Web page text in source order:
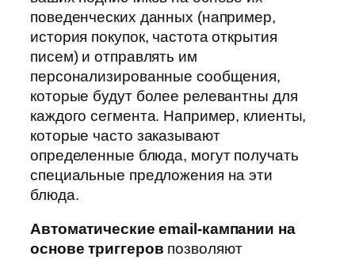
поведенческих данных (например,
история покупок, частота открытия
писем) и отправлять им
персонализированные сообщения,
которые будут более релевантны для
каждого сегмента. Например, клиенты,
которые часто заказывают
определенные блюда, могут получать
специальные предложения на эти
блюда.
Автоматические email-кампании на
основе триггеров позволяют